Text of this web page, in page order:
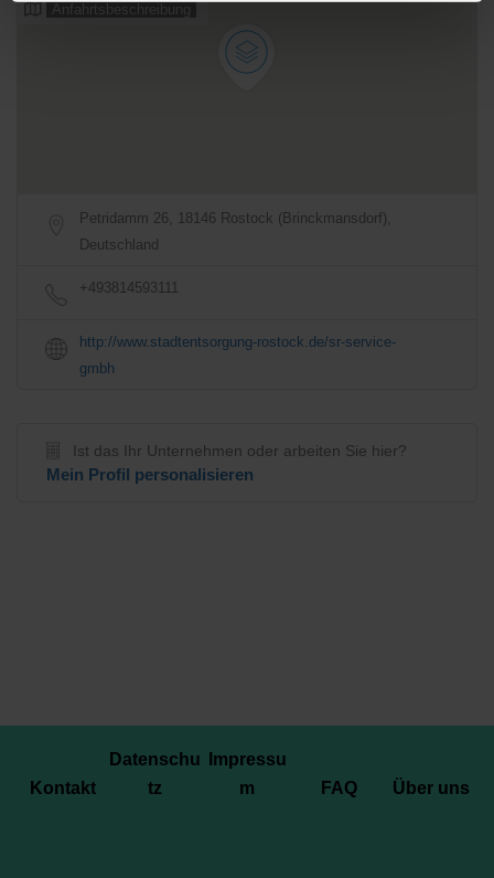
Anfahrtsbeschreibung
Petridamm 26, 18146 Rostock (Brinckmansdorf),
Deutschland
+493814593111
http://www.stadtentsorgung-rostock.de/sr-service-
gmbh
Ist das Ihr Unternehmen oder arbeiten Sie hier?
Mein Profil personalisieren
Kontakt
Datenschu
tz
Impressu
m
FAQ Über uns